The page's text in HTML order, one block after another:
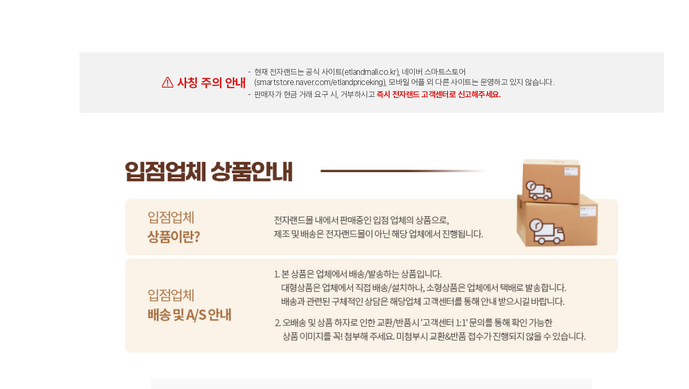
사칭 주의 안내
현재 전자랜드는 공식 사이트(etlandmall.co.kr), 네이버 스마트스토어
(smartstore.naver.com/etlandpriceking), 모바일 어플 외 다른 사이트는 운영하고 있지 않습니다.
판매자가 현금 거래 요구 시, 거부하시고 즉시 전자랜드 고객센터로 신고해주세요.